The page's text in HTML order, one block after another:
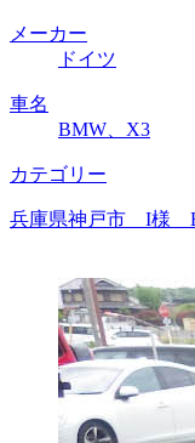
メーカー
ドイツ
車名
BMW、X3
カテゴリー
兵庫県神戸市 I様